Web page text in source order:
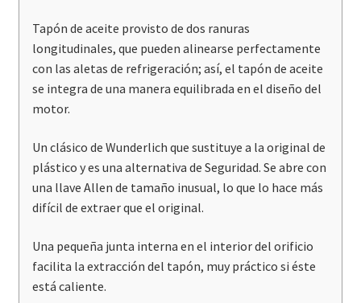
R1200C
cantidad
Tapón de aceite provisto de dos ranuras
longitudinales, que pueden alinearse perfectamente
con las aletas de refrigeración; así, el tapón de aceite
se integra de una manera equilibrada en el diseño del
motor.
Un clásico de Wunderlich que sustituye a la original de
plástico y es una alternativa de Seguridad. Se abre con
una llave Allen de tamaño inusual, lo que lo hace más
difícil de extraer que el original.
Una pequeña junta interna en el interior del orificio
facilita la extracción del tapón, muy práctico si éste
está caliente.